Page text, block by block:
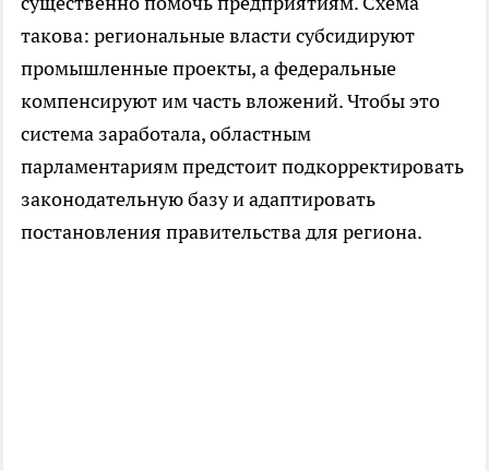
такова: региональные власти субсидируют
промышленные проекты, а федеральные
компенсируют им часть вложений. Чтобы это
система заработала, областным
парламентариям предстоит подкорректировать
законодательную базу и адаптировать
постановления правительства для региона.